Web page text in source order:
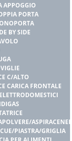
APPOGGIO
PORTA
BY SIDE
C/ALTO
CARICA FRONTALE
ASPIRACENERE
PIASTRA/GRIGLIA